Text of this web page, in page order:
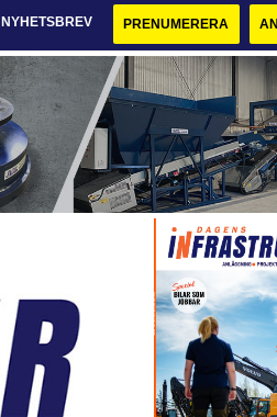
NYHETSBREV PRENUMERERA